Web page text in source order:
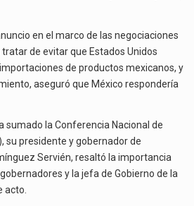
en el marco de las negociaciones
de evitar que Estados Unidos
de productos mexicanos, y
aseguró que México respondería
sumado la Conferencia Nacional de
su presidente y gobernador de
Servién, resaltó la importancia
y la jefa de Gobierno de la
acto.